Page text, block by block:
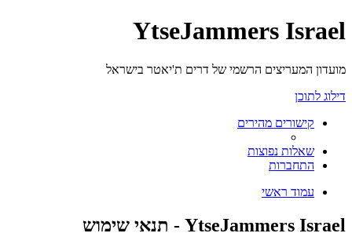
YtseJammers Israel
מועדון המעריצים הרשמי של דרים ת'יאטר בישראל
דילוג לתוכן
קישורים מהירים
שאלות נפוצות
התחברות
עמוד ראשי
YtseJammers Israel - תנאי שימוש